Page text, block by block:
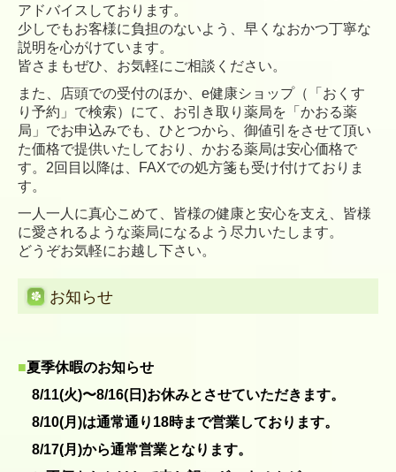
アドバイスしております。
少しでもお客様に負担のないよう、早くなおかつ丁寧な
説明を心がけています。
皆さまもぜひ、お気軽にご相談ください。
また、店頭での受付のほか、e健康ショップ（「おくす
り予約」で検索）にて、お引き取り薬局を「かおる薬
局」でお申込みでも、ひとつから、御値引をさせて頂い
た価格で提供いたしており、かおる薬局は安心価格で
す。2回目以降は、FAXでの処方箋も受け付けておりま
す。
一人一人に真心こめて、皆様の健康と安心を支え、皆様
に愛されるような薬局になるよう尽力いたします。
どうぞお気軽にお越し下さい。
お知らせ
■夏季休暇のお知らせ
8/11(火)〜8/16(日)お休みとさせていただきます。
8/10(月)は通常通り18時まで営業しております。
8/17(月)から通常営業となります。